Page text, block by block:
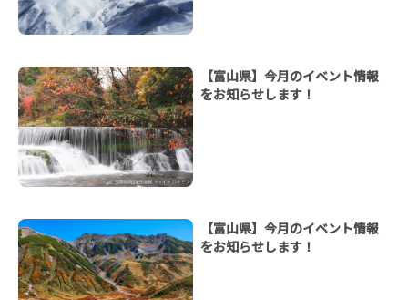
【富山県】今月のイベント情報
をお知らせします！
【富山県】今月のイベント情報
をお知らせします！